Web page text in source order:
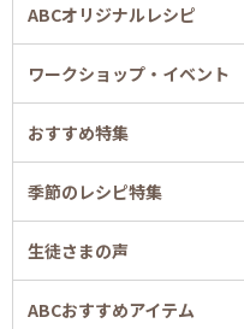
ABCオリジナルレシピ
ワークショップ・イベント
おすすめ特集
季節のレシピ特集
生徒さまの声
ABCおすすめアイテム